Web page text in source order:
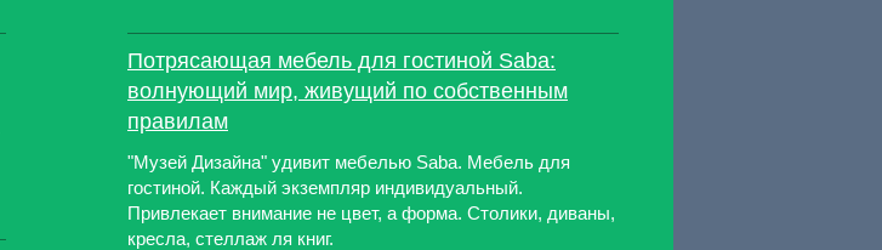
Потрясающая мебель для гостиной Saba:
волнующий мир, живущий по собственным
правилам
"Музей Дизайна" удивит мебелью Saba. Мебель для
гостиной. Каждый экземпляр индивидуальный.
Привлекает внимание не цвет, а форма. Столики, диваны,
кресла, стеллаж ля книг.